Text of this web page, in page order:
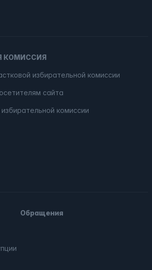
КОМИССИЯ
избирательной комиссии
сайта
комиссии
Обращения